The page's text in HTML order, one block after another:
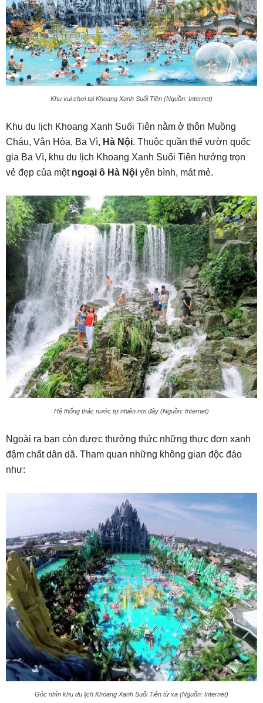
Khu vui chơi tại Khoang Xanh Suối Tiên (Nguồn: Internet)
Khu du lịch Khoang Xanh Suối Tiên nằm ở thôn Muồng
Cháu, Vân Hòa, Ba Vì, Hà Nội. Thuộc quần thể vườn quốc
gia Ba Vì, khu du lịch Khoang Xanh Suối Tiên hưởng trọn
vẻ đẹp của một ngoại ô Hà Nội yên bình, mát mẻ.
Hệ thống thác nước tự nhiên nơi đây (Nguồn: Internet)
Ngoài ra bạn còn được thưởng thức những thực đơn xanh
đậm chất dân dã. Tham quan những không gian độc đáo
như:
Góc nhìn khu du lịch Khoang Xanh Suối Tiên từ xa (Nguồn: Internet)